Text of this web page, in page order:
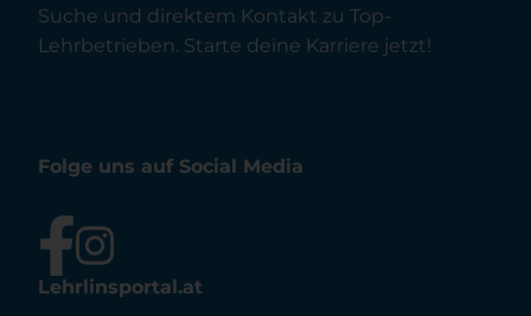
Suche und direktem Kontakt zu Top-
Lehrbetrieben. Starte deine Karriere jetzt!
Folge uns auf Social Media
Lehrlinsportal.at